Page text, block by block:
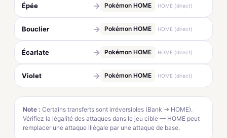
Épée → Pokémon HOME HOME (direct)
Bouclier → Pokémon HOME HOME (direct)
Écarlate → Pokémon HOME HOME (direct)
Violet → Pokémon HOME HOME (direct)
Note : Certains transferts sont irréversibles (Bank → HOME).
Vérifiez la légalité des attaques dans le jeu cible — HOME peut
remplacer une attaque illégale par une attaque de base.